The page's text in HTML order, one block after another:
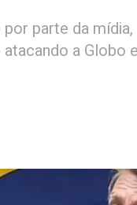
parte da
a Globo